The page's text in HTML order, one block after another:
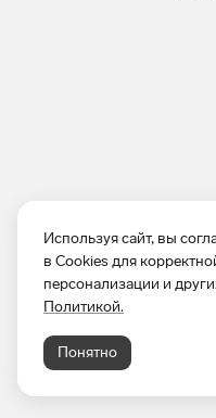
Используя сайт, вы
в Cookies для
персонализации и
Политикой.
Понятно